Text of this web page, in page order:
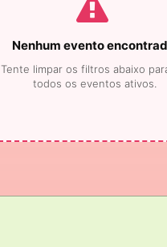
Nenhum evento
Tente limpar os filtros abaixo
todos os eventos ativos.